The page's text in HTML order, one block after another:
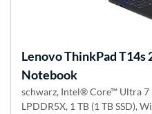
LenovoThinkPad T14s
Notebook
schwarz, Intel® Core™ Ultra 7
LPDDR5X, 1 TB (1 TB SSD),